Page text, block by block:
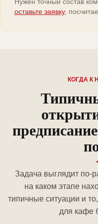
оставьте заявку,
КОГДА К
Задача выглядит по-
на каком этапе
типичные ситуации и
для кафе